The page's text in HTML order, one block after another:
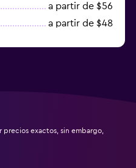
a partir de $56
a partir de $48
exactos, sin embargo,